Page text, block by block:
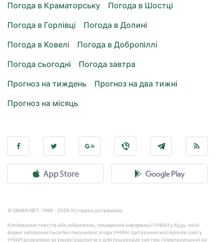
Погода в Краматорську
Погода в Шостці
Погода в Горлівці
Погода в Долині
Погода в Ковелі
Погода в Добропіллі
Погода сьогодні
Погода завтра
Прогноз на тиждень
Прогноз на два тижні
Прогноз на місяць
© UNIAN.NET, 1998 - 2026 Усі права дотримано.
Копіювання текстів або зображень, поширення інформації УНІАН у будь-якій
формі забороняється без письмової згоди УНІАН. Цитування матеріалів сайту
УНІАН дозволено за умови відкритого для пошукових систем гіперпосилання на